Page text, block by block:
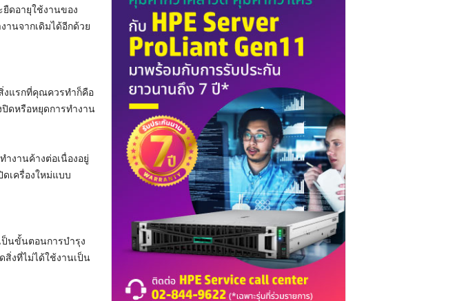
ยืดอายุใช้งานของ
านจากเดิมได้อีกด้วย
งแรกที่คุณควรทำก็คือ
ดหรือหยุดการทำงาน
ำงานค้างต่อเนื่องอยู่
เครื่องใหม่แบบ
ป็นขั้นตอนการบำรุง
สิ่งที่ไม่ได้ใช้งานเป็น